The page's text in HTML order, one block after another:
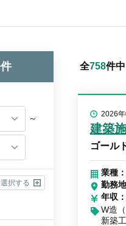
～
選択する
全758件中
2026
建築
ゴール
業種：
勤務地
年収
W造（
新築